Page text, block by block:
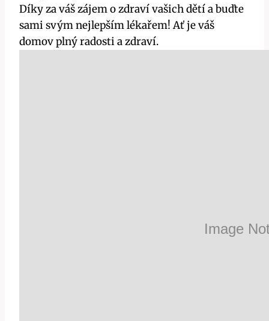
Díky ‌za váš zájem o zdraví vašich dětí a buďte⁤
sami svým nejlepším lékařem! Ať je váš
domov‌ plný radosti a zdraví.